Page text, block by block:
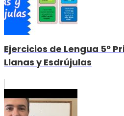
Ejercicios de Lengua 5º
Llanas y Esdrújulas